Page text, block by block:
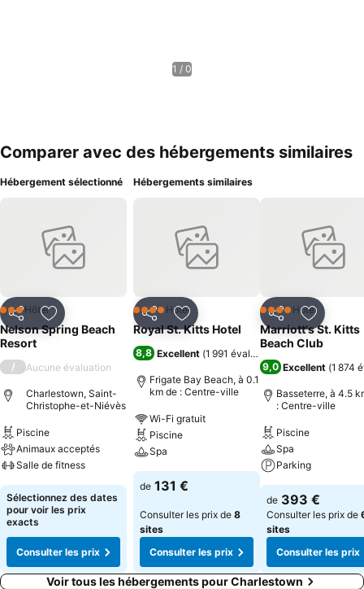
1 / 0
Comparer avec des hébergements similaires
Hébergement sélectionné
PartagerAjouter à mes favoris
3 ÉtoilesHôtel
Nelson Spring Beach
Resort
/ Aucune évaluation
Charlestown, Saint-
Christophe-et-Niévès
Piscine
Animaux acceptés
Salle de fitness
Sélectionnez des dates
pour voir les prix
exacts
Consulter les prix
Hébergements similaires
PartagerAjouter à mes favoris
4 ÉtoilesHôtel
Royal St. Kitts Hotel
8,8 Excellent (1 991 évaluations
Frigate Bay Beach, à 0.1
km de : Centre-ville
Wi-Fi gratuit
Piscine
Spa
de 131 €
Consulter les prix de 8
sites
Consulter les prix
PartagerAjouter
4 ÉtoilesHôtel
Marriott's St. Kitts
Beach Club
9,0 Excellent (1 874
Basseterre, à 4.5
: Centre-ville
Piscine
Spa
Parking
de 393 €
Consulter les prix de
sites
Consulter les prix
Voir tous les hébergements pour Charlestown